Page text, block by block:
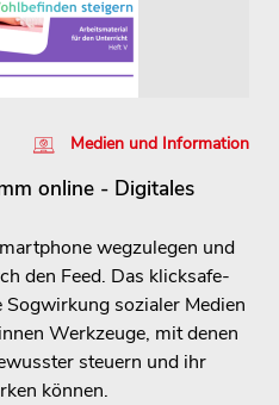
Medien und Information
online - Digitales
wegzulegen und
den Feed. Das klicksafe-
sozialer Medien
Werkzeuge, mit denen
steuern und ihr
können.